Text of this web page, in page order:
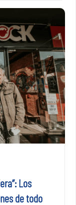
Los
de todo